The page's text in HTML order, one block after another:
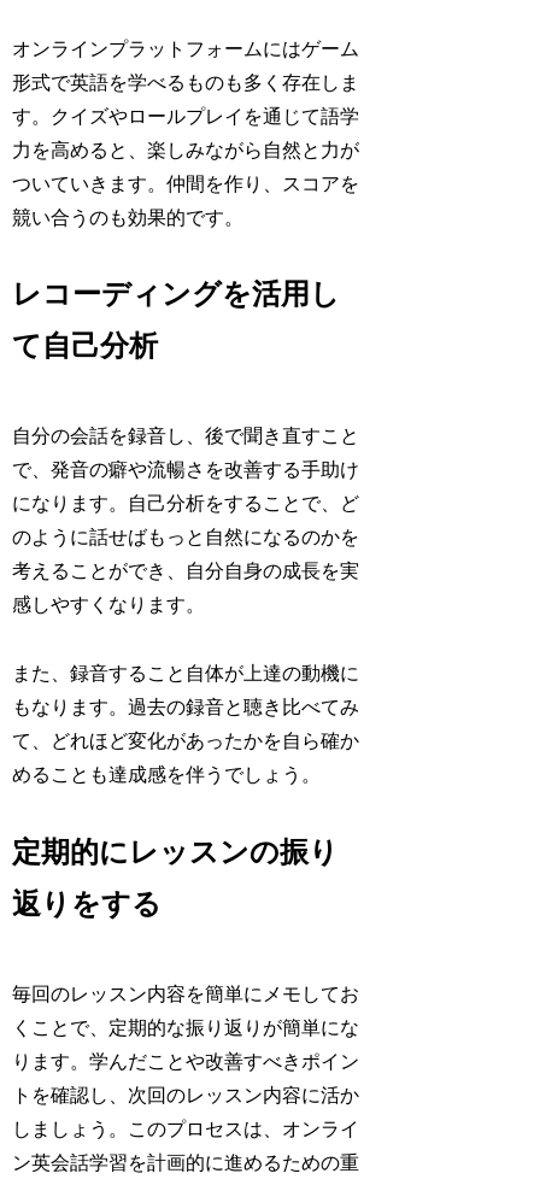
オンラインプラットフォームにはゲーム
形式で英語を学べるものも多く存在しま
す。クイズやロールプレイを通じて語学
力を高めると、楽しみながら自然と力が
ついていきます。仲間を作り、スコアを
競い合うのも効果的です。
レコーディングを活用し
て自己分析
自分の会話を録音し、後で聞き直すこと
で、発音の癖や流暢さを改善する手助け
になります。自己分析をすることで、ど
のように話せばもっと自然になるのかを
考えることができ、自分自身の成長を実
感しやすくなります。
また、録音すること自体が上達の動機に
もなります。過去の録音と聴き比べてみ
て、どれほど変化があったかを自ら確か
めることも達成感を伴うでしょう。
定期的にレッスンの振り
返りをする
毎回のレッスン内容を簡単にメモしてお
くことで、定期的な振り返りが簡単にな
ります。学んだことや改善すべきポイン
トを確認し、次回のレッスン内容に活か
しましょう。このプロセスは、オンライ
ン英会話学習を計画的に進めるための重